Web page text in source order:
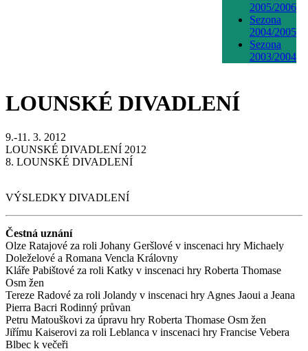
2005/2006
Sezona
2004/2005
Sezona
2003/2004
LOUNSKÉ DIVADLENÍ
9.-11. 3. 2012
LOUNSKÉ DIVADLENÍ 2012
8. LOUNSKÉ DIVADLENÍ
VÝSLEDKY DIVADLENÍ
Čestná uznání
Olze Ratajové za roli Johany Geršlové v inscenaci hry Michaely
Doleželové a Romana Vencla Královny
Kláře Pabištové za roli Katky v inscenaci hry Roberta Thomase
Osm žen
Tereze Radové za roli Jolandy v inscenaci hry Agnes Jaoui a Jeana
Pierra Bacri Rodinný průvan
Petru Matouškovi za úpravu hry Roberta Thomase Osm žen
Jiřímu Kaiserovi za roli Leblanca v inscenaci hry Francise Vebera
Blbec k večeři